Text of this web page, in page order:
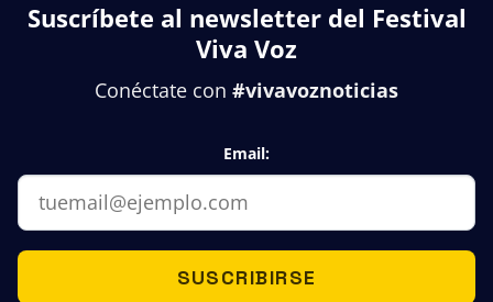
Suscríbete al newsletter del Festival
Viva Voz
Conéctate con #vivavoznoticias
Email:
SUSCRIBIRSE